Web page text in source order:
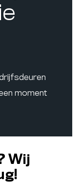
moment
Wij